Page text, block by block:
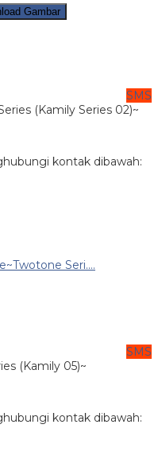
Gambar
SMS
(Kamily Series 02)~
kontak dibawah:
Seri....
SMS
(Kamily 05)~
kontak dibawah: